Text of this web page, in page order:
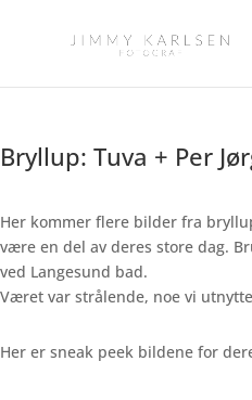
Bryllup: Tuva + Per
Her kommer flere bilder fra
være en del av deres store dag.
ved Langesund bad.
Været var strålende, noe vi
Her er sneak peek bildene for